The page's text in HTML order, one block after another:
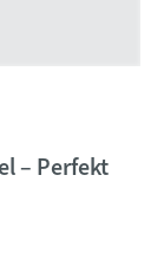
– Perfekt